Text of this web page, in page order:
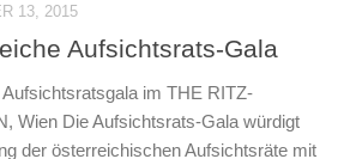
13, 2015
Aufsichtsrats-Gala
Aufsichtsratsgala im THE RITZ-
Wien Die Aufsichtsrats-Gala würdigt
der österreichischen Aufsichtsräte mit